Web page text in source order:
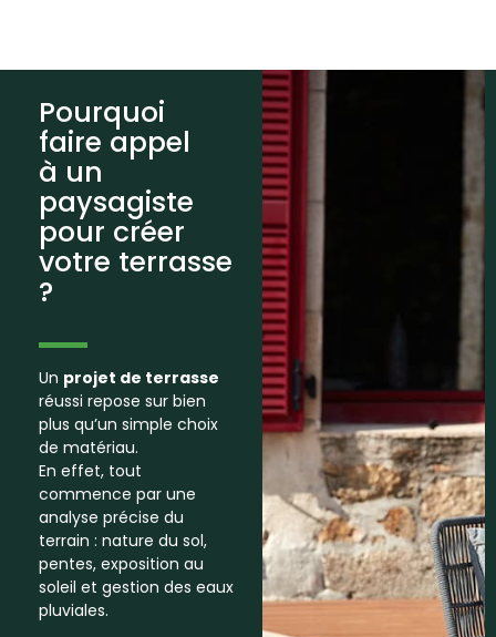
Pourquoi
faire appel
à un
paysagiste
pour créer
votre terrasse
?
Un projet de terrasse
réussi repose sur bien
plus qu’un simple choix
de matériau.
En effet, tout
commence par une
analyse précise du
terrain : nature du sol,
pentes, exposition au
soleil et gestion des eaux
pluviales.